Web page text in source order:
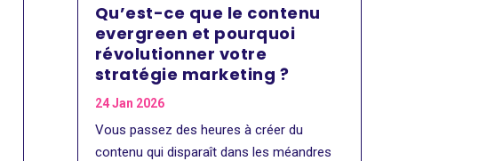
Qu’est-ce que le contenu
evergreen et pourquoi
révolutionner votre
stratégie marketing ?
24 Jan 2026
Vous passez des heures à créer du
contenu qui disparaît dans les méandres